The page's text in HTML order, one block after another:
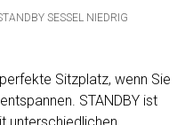
SESSEL NIEDRIG
Sitzplatz, wenn Sie
STANDBY ist